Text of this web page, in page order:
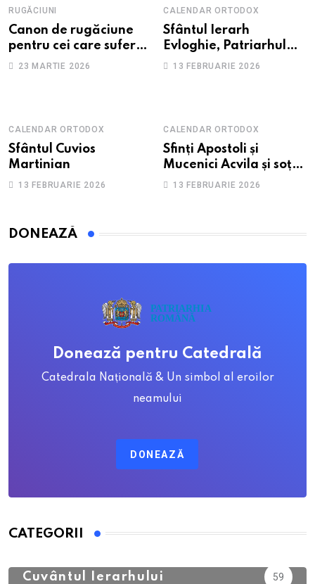
RUGĂCIUNI
Canon de rugăciune
pentru cei care suferă
de depresie și
23 MARTIE 2026
CALENDAR ORTODOX
Sfântul Ierarh
Evloghie, Patriarhul
Alexandriei
13 FEBRUARIE 2026
CALENDAR ORTODOX
Sfântul Cuvios
Martinian
13 FEBRUARIE 2026
CALENDAR ORTODOX
Sfinți Apostoli și
Mucenici Acvila și soția
sa, Priscila
13 FEBRUARIE 2026
DONEAZĂ
Donează pentru Catedrală
Catedrala Națională & Un simbol al eroilor
neamului
DONEAZĂ
CATEGORII
Cuvântul Ierarhului 59